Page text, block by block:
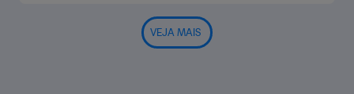
VEJA MAIS